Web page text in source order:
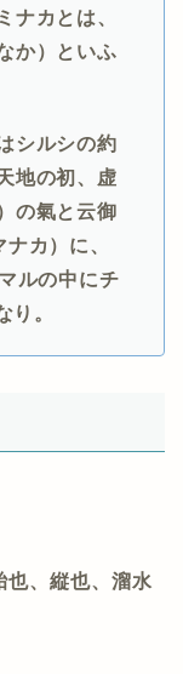
ナカとは、
か）といふ
シルシの約
地の初、虚
の氣と云御
カ）に、ゝ
ルの中にチ
り。
也、縦也、溜水